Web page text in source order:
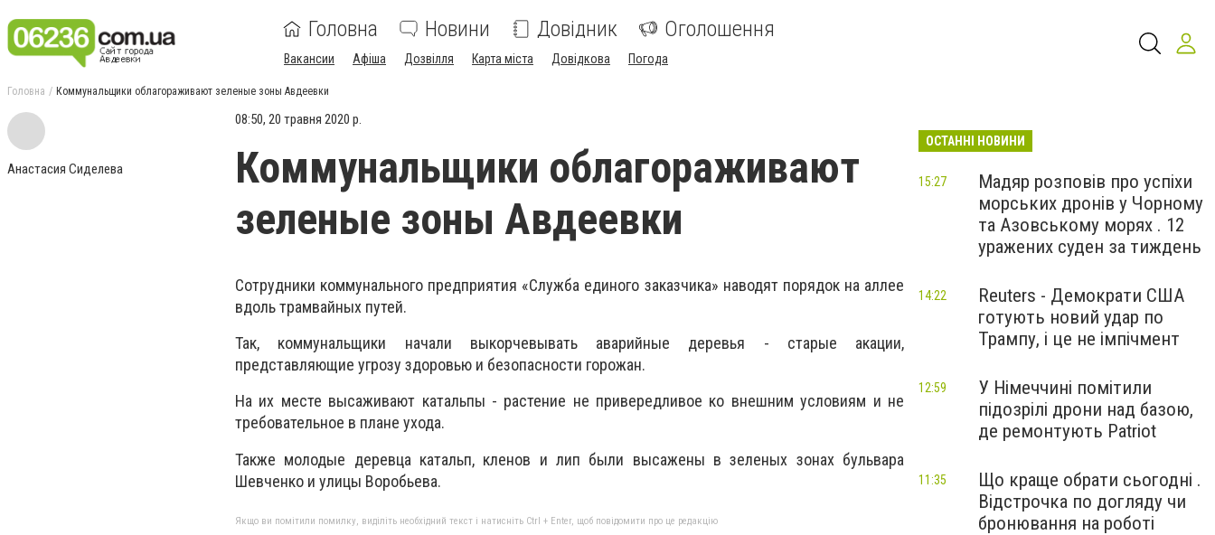
Головна Новини Довідник Оголошення
Вакансии Афіша Дозвілля Карта міста Довідкова Погода
Головна Коммунальщики облагораживают зеленые зоны Авдеевки
Анастасия Сиделева
08:50, 20 травня 2020 р.
Коммунальщики облагораживают
зеленые зоны Авдеевки
Сотрудники коммунального предприятия «Служба единого заказчика» наводят порядок на аллее
вдоль трамвайных путей.
Так, коммунальщики начали выкорчевывать аварийные деревья - старые акации,
представляющие угрозу здоровью и безопасности горожан.
На их месте высаживают катальпы - растение не привередливое ко внешним условиям и не
требовательное в плане ухода.
Также молодые деревца катальп, кленов и лип были высажены в зеленых зонах бульвара
Шевченко и улицы Воробьева.
Якщо ви помітили помилку, виділіть необхідний текст і натисніть Ctrl + Enter, щоб повідомити про це редакцію
ОСТАННІ НОВИНИ
Мадяр розповів про успіхи
морських дронів у Чорному
та Азовському морях . 12
уражених суден за тиждень
15:27
Reuters - Демократи США
готують новий удар по
Трампу, і це не імпічмент
14:22
У Німеччині помітили
підозрілі дрони над базою,
де ремонтують Patriot
12:59
Що краще обрати сьогодні .
Відстрочка по догляду чи
бронювання на роботі
11:35